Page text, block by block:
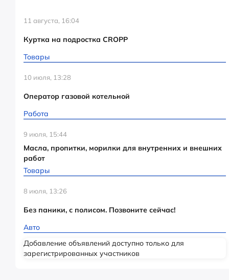
11 августа, 16:04
Куртка на подростка CROPP
Товары
10 июля, 13:28
Оператор газовой котельной
Работа
9 июля, 15:44
Масла, пропитки, морилки для внутренних и внешних
работ
Товары
8 июля, 13:26
Без паники, с полисом. Позвоните сейчас!
Авто
Добавление объявлений доступно только для
зарегистрированных участников